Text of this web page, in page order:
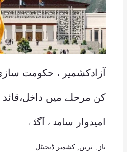
آزادکشمیر ، حکومت
کن مرحلے میں داخل،قائد
امیدوار سامنے آگئے
تازہ ترین کشمیر ڈیجیٹل